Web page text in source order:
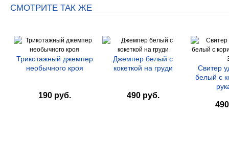
СМОТРИТЕ ТАК ЖЕ
Трикотажный джемпер
необычного кроя
190 руб.
Джемпер белый с
кокеткой на груди
490 руб.
Свитер
белый с